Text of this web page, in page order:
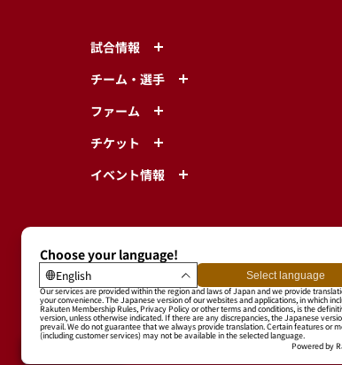
試合情報
チーム・選手
ファーム
チケット
イベント情報